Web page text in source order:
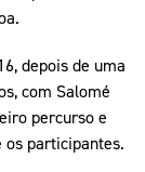
depois de uma
com Salomé
percurso e
os participantes.